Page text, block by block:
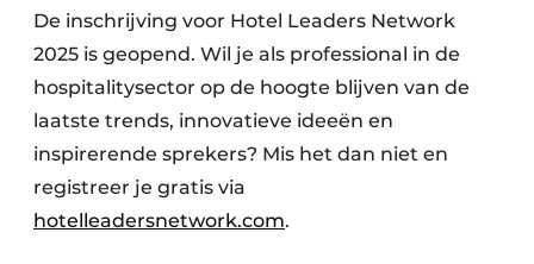
De inschrijving voor Hotel Leaders Network
2025 is geopend. Wil je als professional in de
hospitalitysector op de hoogte blijven van de
laatste trends, innovatieve ideeën en
inspirerende sprekers? Mis het dan niet en
registreer je gratis via
hotelleadersnetwork.com.